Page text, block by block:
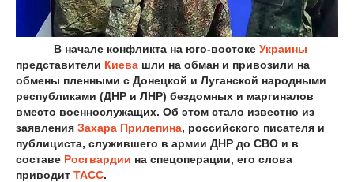
В начале конфликта на юго-востоке Украины
представители Киева шли на обман и привозили на
обмены пленными с Донецкой и Луганской народными
республиками (ДНР и ЛНР) бездомных и маргиналов
вместо военнослужащих. Об этом стало известно из
заявления Захара Прилепина, российского писателя и
публициста, служившего в армии ДНР до СВО и в
составе Росгвардии на спецоперации, его слова
приводит ТАСС.